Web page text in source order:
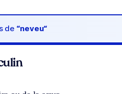
de “neveu“